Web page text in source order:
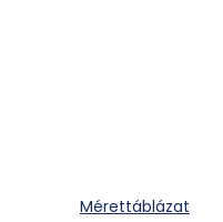
Mérettáblázat